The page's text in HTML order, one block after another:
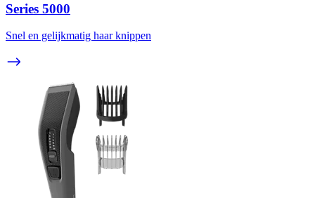
Series 5000
Snel en gelijkmatig haar knippen